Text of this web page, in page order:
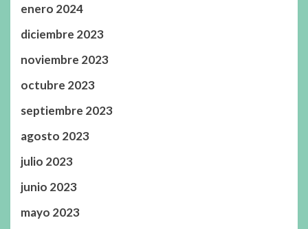
enero 2024
diciembre 2023
noviembre 2023
octubre 2023
septiembre 2023
agosto 2023
julio 2023
junio 2023
mayo 2023